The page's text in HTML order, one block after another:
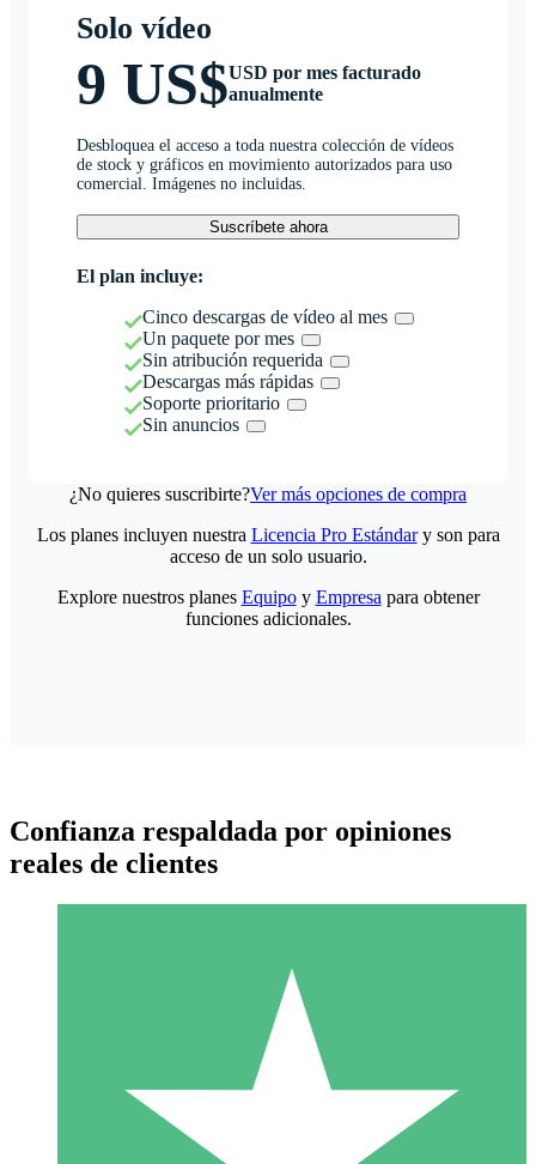
Solo vídeo
9 US$USD por mes facturado
anualmente
Desbloquea el acceso a toda nuestra colección de vídeos
de stock y gráficos en movimiento autorizados para uso
comercial. Imágenes no incluidas.
Suscríbete ahora
El plan incluye:
Cinco descargas de vídeo al mes
Un paquete por mes
Sin atribución requerida
Descargas más rápidas
Soporte prioritario
Sin anuncios
¿No quieres suscribirte?Ver más opciones de compra
Paquetes de Créditos Individuales
Paga según el uso con créditos de descarga. Sin compromiso
Los planes incluyen nuestra Licencia Pro Estándary son para
acceso de un solo usuario.
Explore nuestros planes Equipoy Empresa para obtener
funciones adicionales.
Confianza respaldada por opiniones
reales de clientes